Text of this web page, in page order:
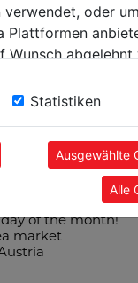
click on the
more!
of the month!
market
oder
Plattformen
Wunsch
Cookies.
Statistiken
Ausgewählte
Alle